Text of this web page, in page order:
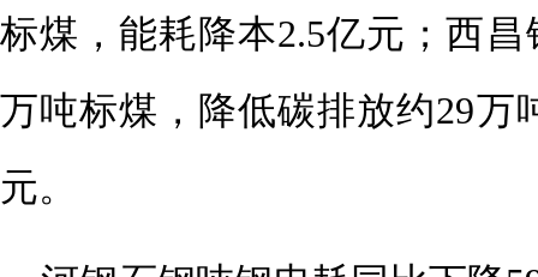
标煤，能耗降本2.5亿元；西
万吨标煤，降低碳排放约29万
元。